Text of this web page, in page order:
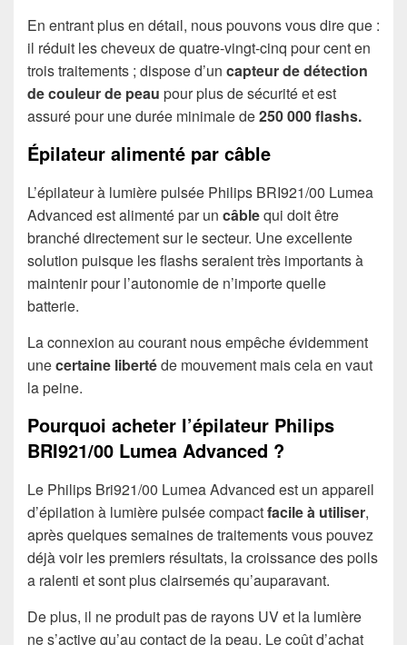
En entrant plus en détail, nous pouvons vous dire que :
il réduit les cheveux de quatre-vingt-cinq pour cent en
trois traitements ; dispose d’un capteur de détection
de couleur de peau pour plus de sécurité et est
assuré pour une durée minimale de250 000 flashs.
Épilateur alimenté par câble
L’épilateur à lumière pulsée Philips BRI921/00 Lumea
Advanced est alimenté par un câblequi doit être
branché directement sur le secteur. Une excellente
solution puisque les flashs seraient très importants à
maintenir pour l’autonomie de n’importe quelle
batterie.
La connexion au courant nous empêche évidemment
unecertaine libertéde mouvement mais cela en vaut
la peine.
Pourquoi acheter l’épilateur Philips
BRI921/00 Lumea Advanced ?
Le Philips Bri921/00 Lumea Advanced est un appareil
d’épilation à lumière pulsée compactfacile à utiliser,
après quelques semaines de traitements vous pouvez
déjà voir les premiers résultats, la croissance des poils
a ralenti et sont plus clairsemés qu’auparavant.
De plus, il ne produit pas de rayons UV et la lumière
ne s’active qu’au contact de la peau. Le coût d’achat